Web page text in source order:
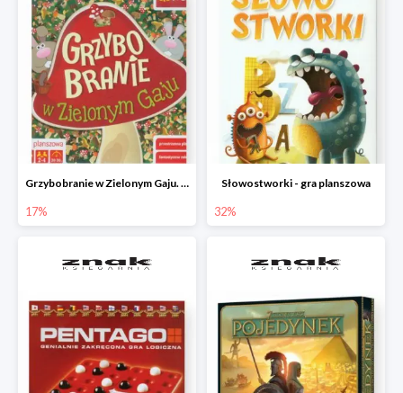
Grzybobranie w Zielonym Gaju. Gra planszowa
17%
Słowostworki - gra planszowa
32%